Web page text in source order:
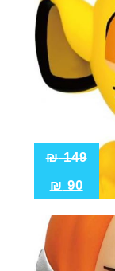
149
₪
90
₪